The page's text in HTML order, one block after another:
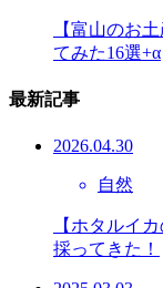
【富山のお
てみた16選+α
最新記事
2026.04.30
自然
【ホタルイ
採ってきた！